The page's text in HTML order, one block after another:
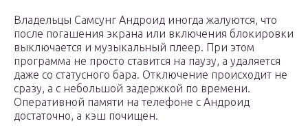
Владельцы Самсунг Андроид иногда жалуются, что
после погашения экрана или включения блокировки
выключается и музыкальный плеер. При этом
программа не просто ставится на паузу, а удаляется
даже со статусного бара. Отключение происходит не
сразу, а с небольшой задержкой по времени.
Оперативной памяти на телефоне с Андроид
достаточно, а кэш почищен.